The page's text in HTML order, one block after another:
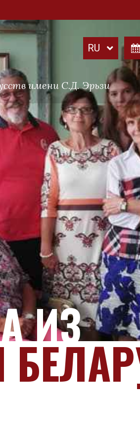
имени С.Д. Эрьзи
ИЗ